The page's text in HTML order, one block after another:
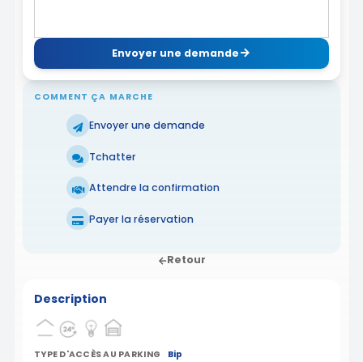
Envoyer une demande
COMMENT ÇA MARCHE
Envoyer une demande
Tchatter
Attendre la confirmation
Payer la réservation
Retour
Description
TYPE D'ACCÈS AU PARKING Bip